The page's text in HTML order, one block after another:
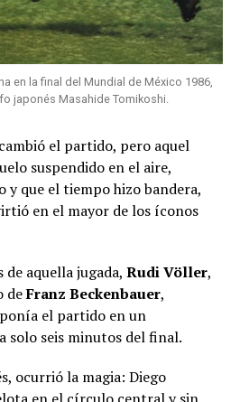
en la final del Mundial de México 1986,
japonés Masahide Tomikoshi.
el partido, pero aquel
suspendido en el aire,
y que el tiempo hizo bandera,
en el mayor de los íconos
aquella jugada, Rudi Völler,
deFranz Beckenbauer,
el partido en un
solo seis minutos del final.
ocurrió la magia: Diego